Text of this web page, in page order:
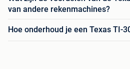
van andere rekenmachines?
Hoe onderhoud je een Texas TI-